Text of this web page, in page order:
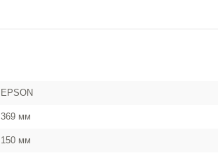
EPSON
369 мм
150 мм